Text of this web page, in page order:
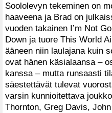
Soololevyn tekeminen on
haaveena ja Brad on
vuoden takainen I’m Not
Down ja tuore This World
ääneen niin laulajana kuin
ovat hänen käsialaansa –
kanssa – mutta runsaasti
säestettävät tulevat
varsin kunnioitettava
Thornton, Greg Davis,